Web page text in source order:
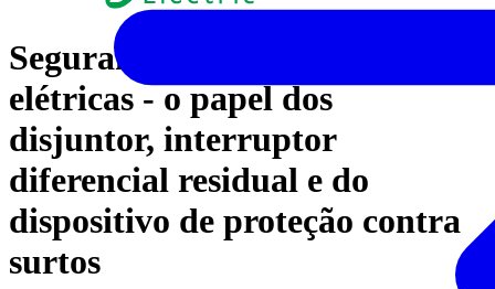
Segurança nas instalações
elétricas - o papel dos
disjuntor, interruptor
diferencial residual e do
dispositivo de proteção contra
surtos